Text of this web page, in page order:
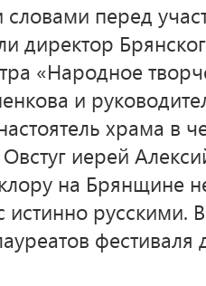
перед
директор
«Народное
и
храма в
иерей
на Брянщине
истинно русскими.
фестиваля